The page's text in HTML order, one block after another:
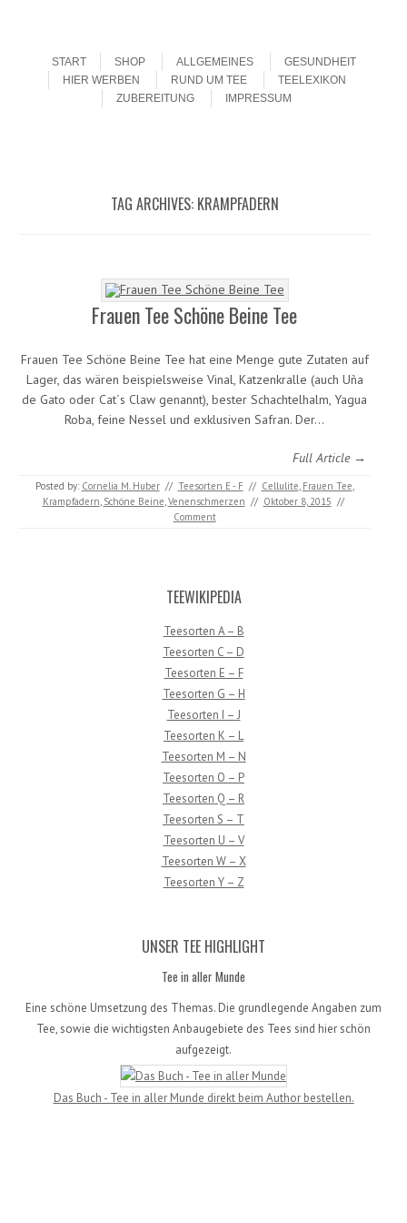
START
SHOP ALLGEMEINES
GESUNDHEIT
HIER WERBEN
RUND UM TEE
TEELEXIKON
ZUBEREITUNG
IMPRESSUM
TAG ARCHIVES: KRAMPFADERN
Frauen Tee Schöne Beine Tee
Frauen Tee Schöne Beine Tee hat eine Menge gute Zutaten auf
Lager, das wären beispielsweise Vinal, Katzenkralle (auch Uña
de Gato oder Cat´s Claw genannt), bester Schachtelhalm, Yagua
Roba, feine Nessel und exklusiven Safran. Der…
Full Article →
Posted by: Cornelia M. Huber // Teesorten E - F // Cellulite, Frauen Tee,
Krampfadern, Schöne Beine,Venenschmerzen // Oktober 8, 2015 //
Comment
TEEWIKIPEDIA
Teesorten A – B
Teesorten C – D
Teesorten E – F
Teesorten G – H
Teesorten I – J
Teesorten K – L
Teesorten M – N
Teesorten O – P
Teesorten Q – R
Teesorten S – T
Teesorten U – V
Teesorten W – X
Teesorten Y – Z
UNSER TEE HIGHLIGHT
Tee in aller Munde
Eine schöne Umsetzung des Themas. Die grundlegende Angaben zum
Tee, sowie die wichtigsten Anbaugebiete des Tees sind hier schön
aufgezeigt.
Das Buch - Tee in aller Munde direkt beim Author bestellen.